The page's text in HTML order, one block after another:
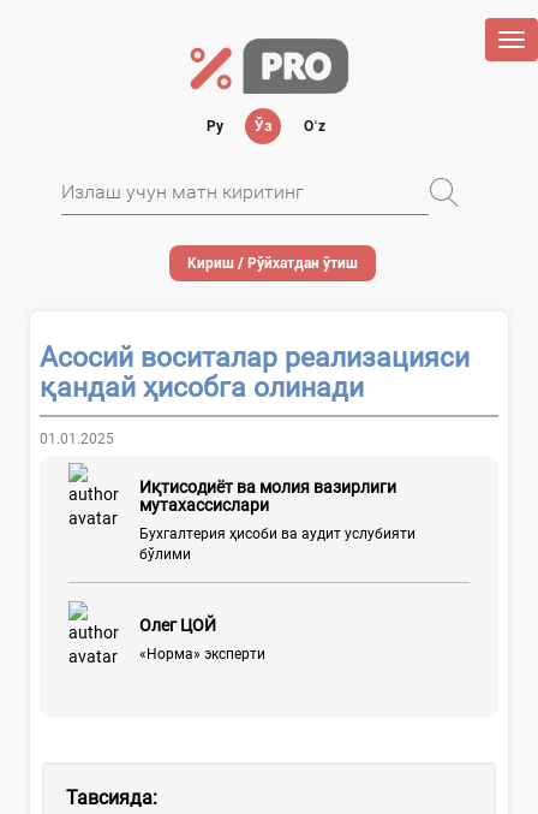
Ру Ўз Oʻz
Кириш / Рўйхатдан ўтиш
Асосий воситалар реализацияси
қандай ҳисобга олинади
01.01.2025
Иқтисодиёт ва молия вазирлиги
мутахассислари
Бухгалтерия ҳисоби ва аудит услубияти
бўлими
Олег ЦОЙ
«Норма» эксперти
Тавсияда: